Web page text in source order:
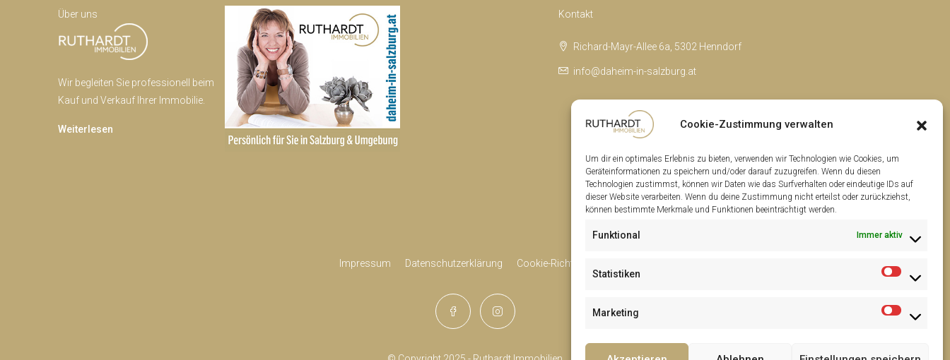
Cookie-Zustimmung verwalten
Um dir ein optimales Erlebnis zu bieten, verwenden wir Technologien wie Cookies, um
Geräteinformationen zu speichern und/oder darauf zuzugreifen. Wenn du diesen
Technologien zustimmst, können wir Daten wie das Surfverhalten oder eindeutige IDs auf
dieser Website verarbeiten. Wenn du deine Zustimmung nicht erteilst oder zurückziehst,
können bestimmte Merkmale und Funktionen beeinträchtigt werden.
Funktional Immer aktiv
Statistiken
Marketing
Über uns
Wir begleiten Sie professionell beim
Kauf und Verkauf Ihrer Immobilie.
Weiterlesen
Kontakt
Richard-Mayr-Allee 6a, 5302 Henndorf
info@daheim-in-salzburg.at
Impressum Datenschutzerklärung Cookie-Richtlinie (EU)